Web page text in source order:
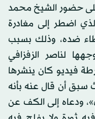
حضور الشيخ محمد
اضطر إلى مغادرة
ضده، وذلك بسبب
لناصر الزفزافي
فيديو كان ينشرها
أن قال عنه بأنه
ودعاه إلى الكف عن